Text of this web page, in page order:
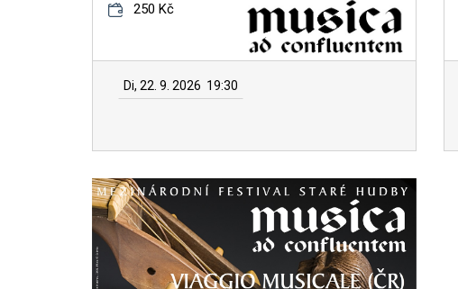
250 Kč
Di, 22. 9. 2026 19:30